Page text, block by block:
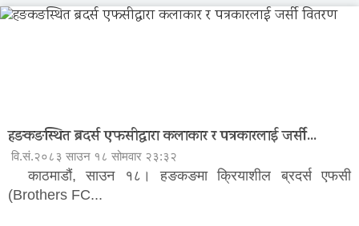
हङकङस्थित ब्रदर्स एफसीद्वारा कलाकार र पत्रकारलाई जर्सी...
वि.सं.२०८३ साउन १८ सोमवार २३:३२
काठमाडौं, साउन १८। हङकङमा क्रियाशील ब्रदर्स एफसी
(Brothers FC...